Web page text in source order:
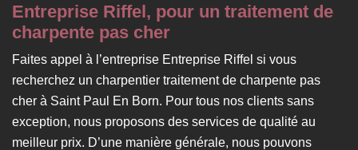
Entreprise Riffel, pour un traitement de
charpente pas cher
Faites appel à l’entreprise Entreprise Riffel si vous
recherchez un charpentier traitement de charpente pas
cher à Saint Paul En Born. Pour tous nos clients sans
exception, nous proposons des services de qualité au
meilleur prix. D’une manière générale, nous pouvons